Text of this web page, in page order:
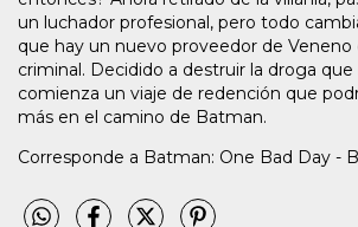
un luchador profesional, pero todo
que hay un nuevo proveedor de
criminal. Decidido a destruir la droga
comienza un viaje de redención que
más en el camino de Batman.
Corresponde a Batman: One Bad Day -